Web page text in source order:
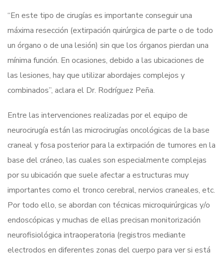
“En este tipo de cirugías es importante conseguir una
máxima resección (extirpación quirúrgica de parte o de todo
un órgano o de una lesión) sin que los órganos pierdan una
mínima función. En ocasiones, debido a las ubicaciones de
las lesiones, hay que utilizar abordajes complejos y
combinados”, aclara el Dr. Rodríguez Peña.
Entre las intervenciones realizadas por el equipo de
neurocirugía están las microcirugías oncológicas de la base
craneal y fosa posterior para la extirpación de tumores en la
base del cráneo, las cuales son especialmente complejas
por su ubicación que suele afectar a estructuras muy
importantes como el tronco cerebral, nervios craneales, etc.
Por todo ello, se abordan con técnicas microquirúrgicas y/o
endoscópicas y muchas de ellas precisan monitorización
neurofisiológica intraoperatoria (registros mediante
electrodos en diferentes zonas del cuerpo para ver si está